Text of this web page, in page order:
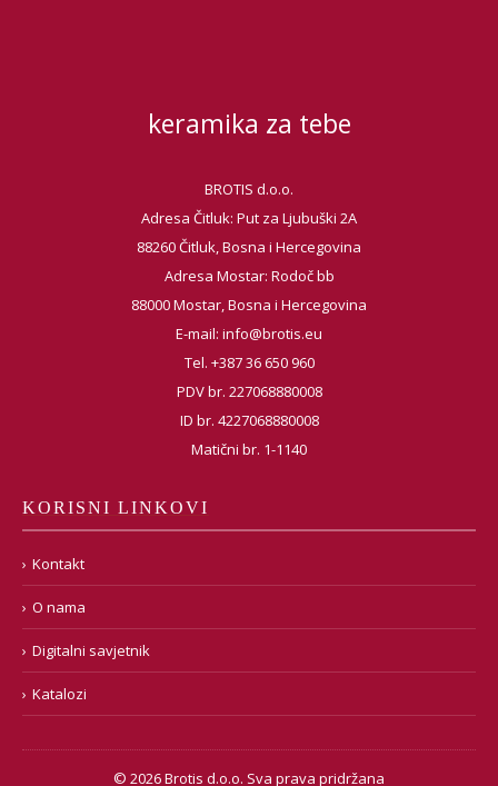
keramika za tebe
BROTIS d.o.o.
Adresa Čitluk: Put za Ljubuški 2A
88260 Čitluk, Bosna i Hercegovina
Adresa Mostar: Rodoč bb
88000 Mostar, Bosna i Hercegovina
E-mail: info@brotis.eu
Tel. +387 36 650 960
PDV br. 227068880008
ID br. 4227068880008
Matični br. 1-1140
KORISNI LINKOVI
Kontakt
O nama
Digitalni savjetnik
Katalozi
© 2026 Brotis d.o.o. Sva prava pridržana